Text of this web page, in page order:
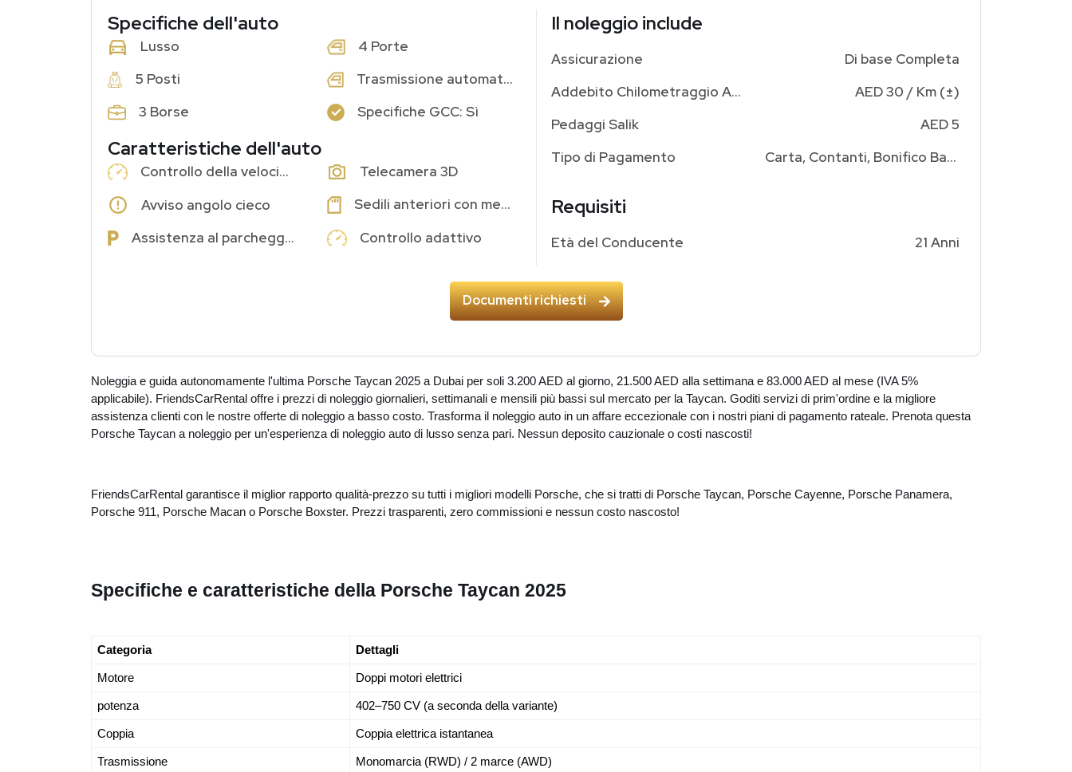
Specifiche dell'auto
Lusso
4 Porte
5 Posti
Trasmissione automatica
3 Borse
Specifiche GCC: Sì
Caratteristiche dell'auto
Controllo della velocità di crociera
Telecamera 3D
Avviso angolo cieco
Sedili anteriori con memoria
Assistenza al parcheggio
Controllo adattivo
Il noleggio include
Assicurazione
Addebito Chilometraggio Aggiuntivo
Pedaggi Salik
Tipo di Pagamento
Di base Completa
AED 30 / Km (±)
AED 5
Carta, Contanti, Bonifico Bancario
Requisiti
Età del Conducente 21 Anni
Documenti richiesti
Noleggia e guida autonomamente l'ultima Porsche Taycan 2025 a Dubai per soli 3.200 AED al giorno, 21.500 AED alla settimana e 83.000 AED al mese (IVA 5%
applicabile). FriendsCarRental offre i prezzi di noleggio giornalieri, settimanali e mensili più bassi sul mercato per la Taycan. Goditi servizi di prim'ordine e la migliore
assistenza clienti con le nostre offerte di noleggio a basso costo. Trasforma il noleggio auto in un affare eccezionale con i nostri piani di pagamento rateale. Prenota questa
Porsche Taycan a noleggio per un'esperienza di noleggio auto di lusso senza pari. Nessun deposito cauzionale o costi nascosti!
FriendsCarRental garantisce il miglior rapporto qualità-prezzo su tutti i migliori modelli Porsche, che si tratti di Porsche Taycan, Porsche Cayenne, Porsche Panamera,
Porsche 911, Porsche Macan o Porsche Boxster. Prezzi trasparenti, zero commissioni e nessun costo nascosto!
Specifiche e caratteristiche della Porsche Taycan 2025
Categoria Dettagli
Motore Doppi motori elettrici
potenza 402–750 CV (a seconda della variante)
Coppia Coppia elettrica istantanea
Trasmissione Monomarcia (RWD) / 2 marce (AWD)